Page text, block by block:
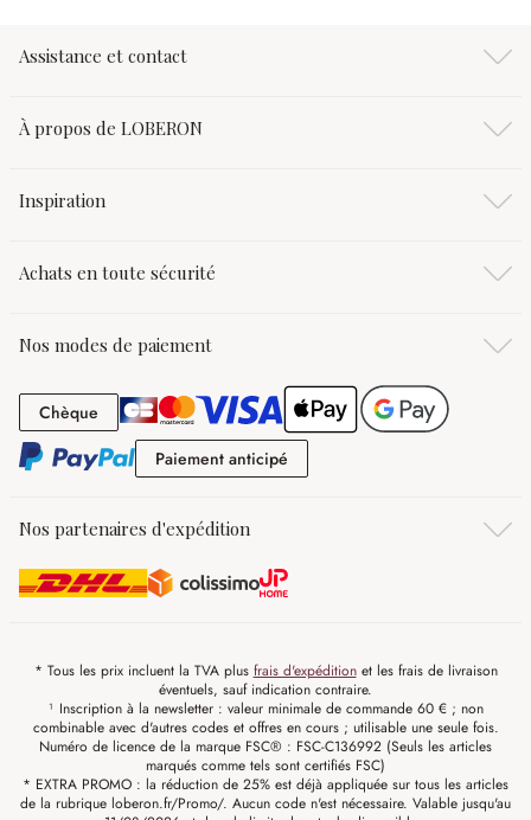
Assistance et contact
À propos de LOBERON
Inspiration
Achats en toute sécurité
Nos modes de paiement
Chèque Chèque
Paiement anticipé
Nos partenaires d'expédition
* Tous les prix incluent la TVA plus frais d'expéditionet les frais de livraison
éventuels, sauf indication contraire.
¹ Inscription à la newsletter : valeur minimale de commande 60 € ; non
combinable avec d'autres codes et offres en cours ; utilisable une seule fois.
Numéro de licence de la marque FSC® : FSC-C136992 (Seuls les articles
marqués comme tels sont certifiés FSC)
* EXTRA PROMO : la réduction de 25% est déjà appliquée sur tous les articles
de la rubrique loberon.fr/Promo/. Aucun code n'est nécessaire. Valable jusqu'au